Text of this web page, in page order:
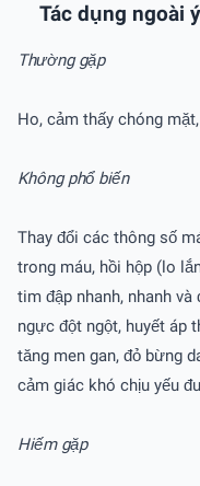
Tác dụng ngoài
Thường gặp
Ho, cảm thấy chóng
Không phổ biến
Thay đổi các thông số
trong máu, hồi hộp (lo
tim đập nhanh, nhanh
ngực đột ngột, huyết áp
tăng men gan, đỏ bừng
cảm giác khó chịu yếu
Hiếm gặp